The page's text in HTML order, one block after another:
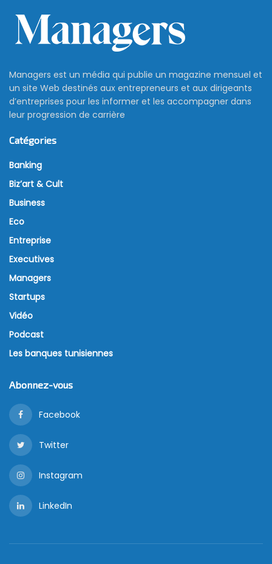
Managers est un média qui publie un magazine mensuel et
un site Web destinés aux entrepreneurs et aux dirigeants
d’entreprises pour les informer et les accompagner dans
leur progression de carrière
Catégories
Banking
Biz’art & Cult
Business
Eco
Entreprise
Executives
Managers
Startups
Vidéo
Podcast
Les banques tunisiennes
Abonnez-vous
Facebook
Twitter
Instagram
LinkedIn